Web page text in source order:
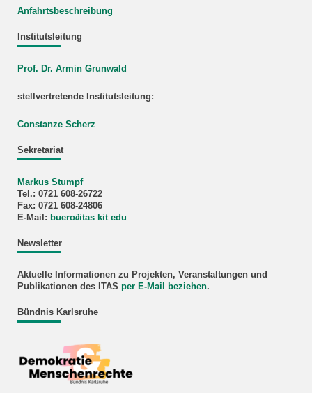
Anfahrtsbeschreibung
Institutsleitung
Prof. Dr. Armin Grunwald
stellvertretende Institutsleitung:
Constanze Scherz
Sekretariat
Markus Stumpf
Tel.: 0721 608-26722
Fax: 0721 608-24806
E-Mail: buero∂itas kit edu
Newsletter
Aktuelle Informationen zu Projekten, Veranstaltungen und
Publikationen des ITAS per E-Mail beziehen.
Bündnis Karlsruhe